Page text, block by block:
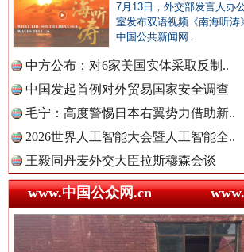
中国法院
中国检察
中国医药
巳巳如意，开工大吉！
7月13日，外交部发言人办
室发布双语视频《南海听涛》
中国公共新闻网..
中方公布：对6家美国实体采取反制..
中国发起首例对外贸易国家安全调查
毛宁：高度警惕日本右翼势力借助新..
2026世界人工智能大会暨人工智能全..
王毅同丹麦外交大臣拉斯穆森会谈
www.中国公众网.cn